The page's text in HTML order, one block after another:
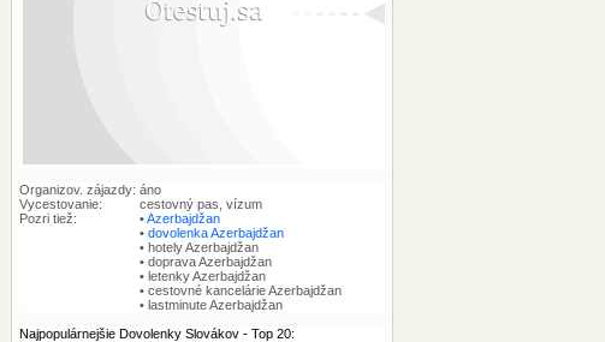
Organizov. zájazdy: áno
Vycestovanie:
cestovný pas, vízum
Pozri tiež:
•Azerbajdžan
• dovolenka Azerbajdžan
• hotely Azerbajdžan
• doprava Azerbajdžan
• letenky Azerbajdžan
• cestovné kancelárie Azerbajdžan
• lastminute Azerbajdžan
Najpopulárnejšie Dovolenky Slovákov - Top 20: